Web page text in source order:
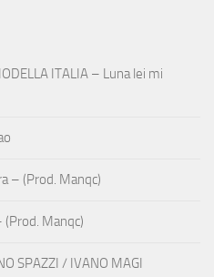
ITALIA – Luna lei mi
– (Prod. Manqc)
Manqc)
SPAZZI / IVANO MAGI